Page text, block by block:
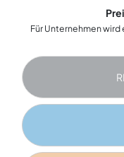
Für Unternehmen wird